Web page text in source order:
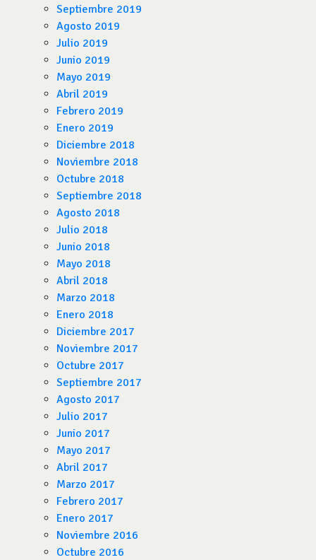
Septiembre 2019
Agosto 2019
Julio 2019
Junio 2019
Mayo 2019
Abril 2019
Febrero 2019
Enero 2019
Diciembre 2018
Noviembre 2018
Octubre 2018
Septiembre 2018
Agosto 2018
Julio 2018
Junio 2018
Mayo 2018
Abril 2018
Marzo 2018
Enero 2018
Diciembre 2017
Noviembre 2017
Octubre 2017
Septiembre 2017
Agosto 2017
Julio 2017
Junio 2017
Mayo 2017
Abril 2017
Marzo 2017
Febrero 2017
Enero 2017
Noviembre 2016
Octubre 2016